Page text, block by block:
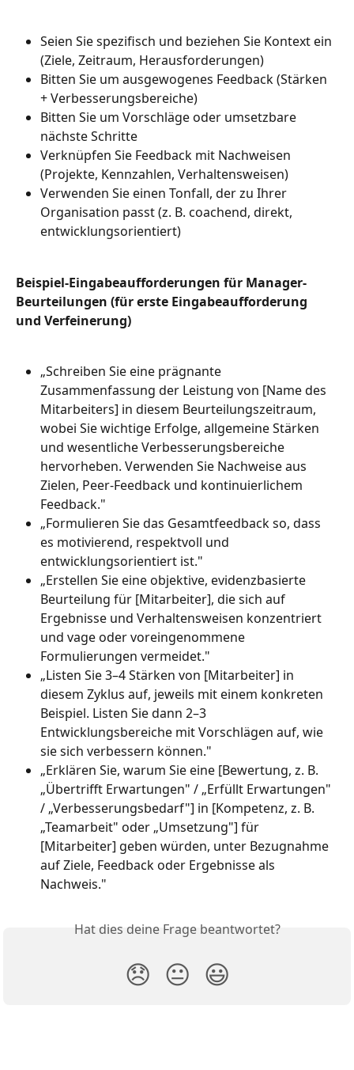
Seien Sie spezifisch und beziehen Sie Kontext ein
(Ziele, Zeitraum, Herausforderungen)
Bitten Sie um ausgewogenes Feedback (Stärken
+ Verbesserungsbereiche)
Bitten Sie um Vorschläge oder umsetzbare
nächste Schritte
Verknüpfen Sie Feedback mit Nachweisen
(Projekte, Kennzahlen, Verhaltensweisen)
Verwenden Sie einen Tonfall, der zu Ihrer
Organisation passt (z. B. coachend, direkt,
entwicklungsorientiert)
Beispiel-Eingabeaufforderungen für Manager-
Beurteilungen (für erste Eingabeaufforderung
und Verfeinerung)
„Schreiben Sie eine prägnante
Zusammenfassung der Leistung von [Name des
Mitarbeiters] in diesem Beurteilungszeitraum,
wobei Sie wichtige Erfolge, allgemeine Stärken
und wesentliche Verbesserungsbereiche
hervorheben. Verwenden Sie Nachweise aus
Zielen, Peer-Feedback und kontinuierlichem
Feedback."
„Formulieren Sie das Gesamtfeedback so, dass
es motivierend, respektvoll und
entwicklungsorientiert ist."
„Erstellen Sie eine objektive, evidenzbasierte
Beurteilung für [Mitarbeiter], die sich auf
Ergebnisse und Verhaltensweisen konzentriert
und vage oder voreingenommene
Formulierungen vermeidet."
„Listen Sie 3–4 Stärken von [Mitarbeiter] in
diesem Zyklus auf, jeweils mit einem konkreten
Beispiel. Listen Sie dann 2–3
Entwicklungsbereiche mit Vorschlägen auf, wie
sie sich verbessern können."
„Erklären Sie, warum Sie eine [Bewertung, z. B.
„Übertrifft Erwartungen" / „Erfüllt Erwartungen"
/ „Verbesserungsbedarf"] in [Kompetenz, z. B.
„Teamarbeit" oder „Umsetzung"] für
[Mitarbeiter] geben würden, unter Bezugnahme
auf Ziele, Feedback oder Ergebnisse als
Nachweis."
Hat dies deine Frage beantwortet?
😞 😐 😃